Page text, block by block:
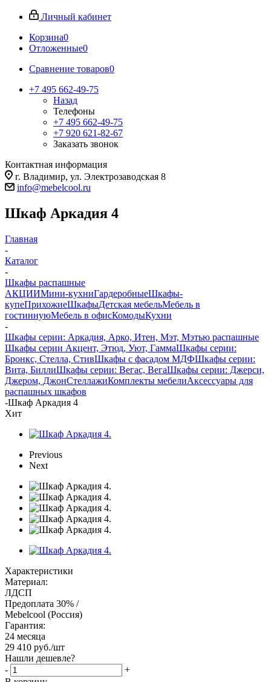
Личный кабинет
Корзина0
Отложенные0
Сравнение товаров0
+7 495 662-49-75
Назад
Телефоны
+7 495 662-49-75
+7 920 621-82-67
Заказать звонок
Контактная информация
г. Владимир, ул. Электрозаводская 8
info@mebelcool.ru
Шкаф Аркадия 4
Главная
-
Каталог
-
Шкафы распашные
АКЦИИМини-кухниГардеробныеШкафы-
купеПрихожиеШкафыДетская мебельМебель в
гостиннуюМебель в офисКомодыКухни
-
Шкафы серии: Аркадия, Арко, Итен, Мэт, Мэтью распашные
Шкафы серии Акцент, Этюд, Уют, ГаммаШкафы серии:
Бронкс, Стелла, СтивШкафы с фасадом МДФШкафы серии:
Вита, БиллиШкафы серии: Вегас, ВегаШкафы серии: Джерси,
Джером, ДжонСтеллажиКомплекты мебелиАксессуары для
распашных шкафов
-Шкаф Аркадия 4
Хит
Previous
Next
Характеристики
Материал:
ЛДСП
Предоплата 30% /
Mebelcool (Россия)
Гарантия:
24 месяца
29 410 руб./шт
Нашли дешевле?
-
+